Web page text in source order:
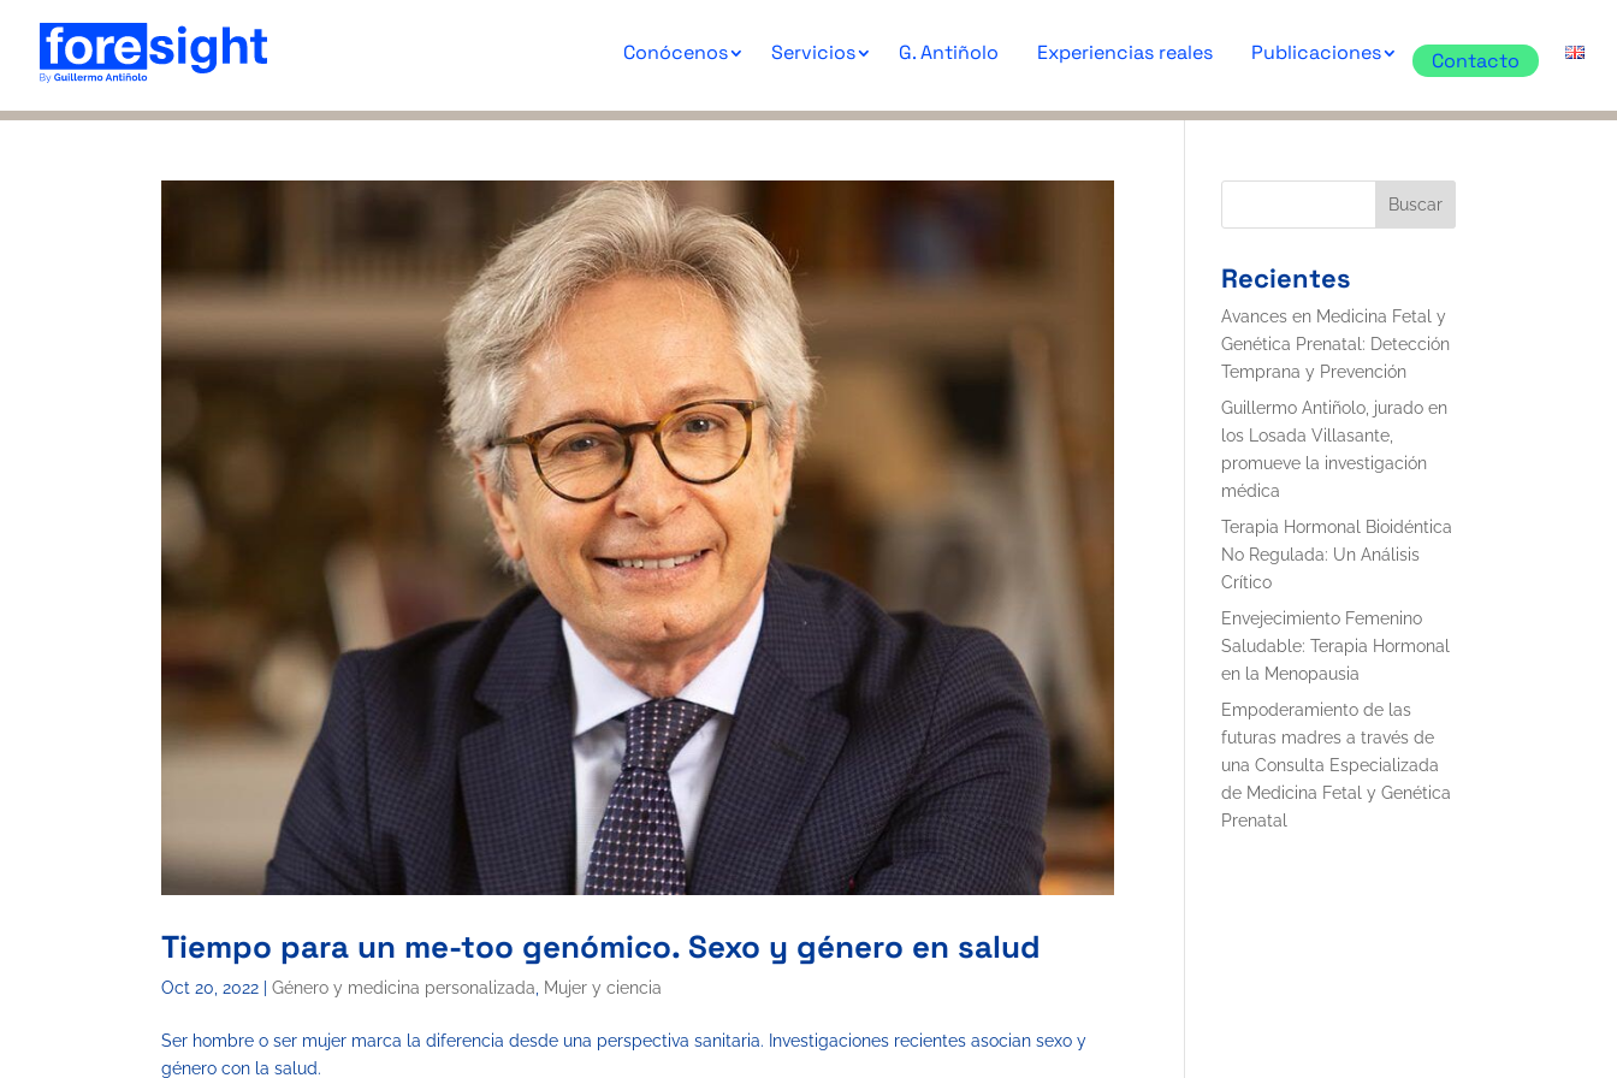
Conócenos Servicios G. Antiñolo Experiencias reales Publicaciones Contacto
Tiempo para un me-too genómico. Sexo y género en salud
Oct 20, 2022 |Género y medicina personalizada Mujer y ciencia
Ser hombre o ser mujer marca la diferencia desde una perspectiva sanitaria. Investigaciones recientes asocian sexo y
género con la salud.
Buscar
Recientes
Avances en Medicina Fetal y
Genética Prenatal: Detección
Temprana y Prevención
Guillermo Antiñolo, jurado en
los Losada Villasante,
promueve la investigación
médica
Terapia Hormonal Bioidéntica
No Regulada: Un Análisis
Crítico
Envejecimiento Femenino
Saludable: Terapia Hormonal
en la Menopausia
Empoderamiento de las
futuras madres a través de
una Consulta Especializada
de Medicina Fetal y Genética
Prenatal